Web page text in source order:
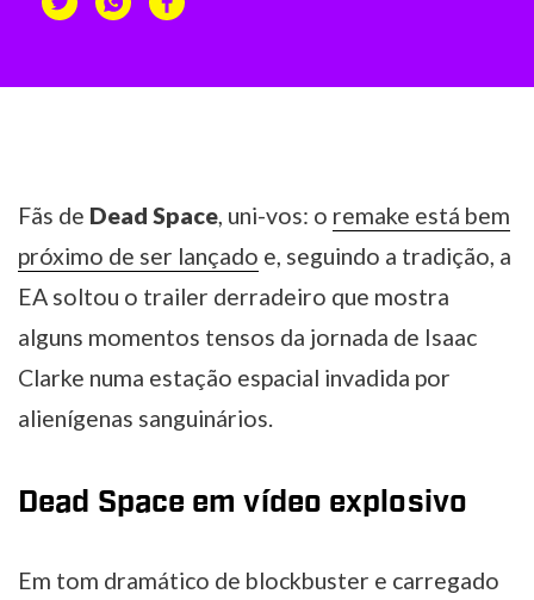
Fãs de Dead Space , uni-vos: o remake está bem
próximo de ser lançado e, seguindo a tradição, a
EA soltou o trailer derradeiro que mostra
alguns momentos tensos da jornada de Isaac
Clarke numa estação espacial invadida por
alienígenas sanguinários.
Dead Space em vídeo explosivo
Em tom dramático de blockbuster e carregado